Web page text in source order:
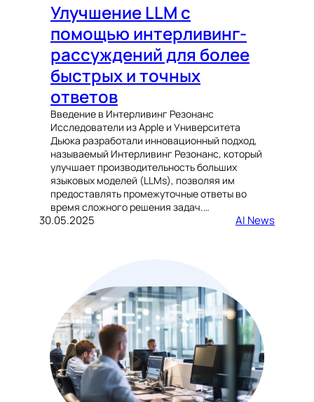
Улучшение LLM с
помощью интерливинг-
рассуждений для более
быстрых и точных
ответов
Введение в Интерливинг Резонанс
Исследователи из Apple и Университета
Дьюка разработали инновационный подход,
называемый Интерливинг Резонанс, который
улучшает производительность больших
языковых моделей (LLMs), позволяя им
предоставлять промежуточные ответы во
время сложного решения задач.…
30.05.2025 AI News